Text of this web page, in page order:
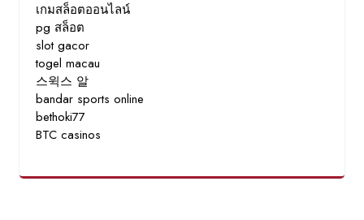
เกมสล็อตออนไลน์
pg สล็อต
slot gacor
togel macau
스윅스 알
bandar sports online
bethoki77
BTC casinos